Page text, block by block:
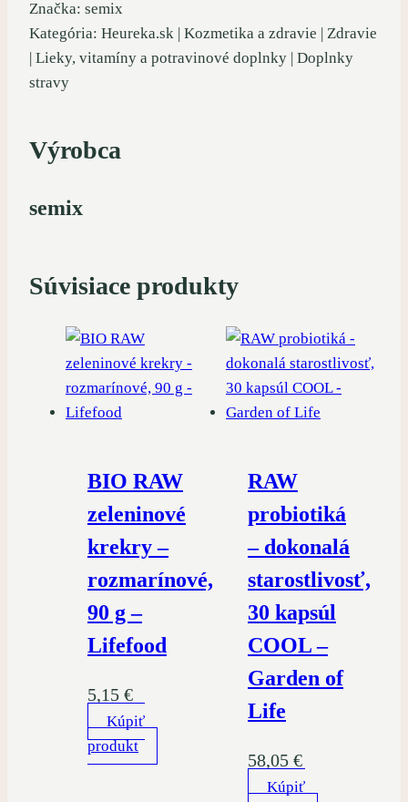
Značka: semix
Kategória: Heureka.sk | Kozmetika a zdravie | Zdravie
| Lieky, vitamíny a potravinové doplnky | Doplnky
stravy
Výrobca
semix
Súvisiace produkty
BIO RAW
zeleninové
krekry –
rozmarínové,
90 g –
Lifefood
5,15 €
Kúpiť
produkt
RAW
probiotiká
– dokonalá
starostlivosť,
30 kapsúl
COOL –
Garden of
Life
58,05 €
Kúpiť